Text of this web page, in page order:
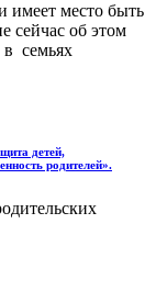
имеет место быть
сейчас об этом
в семьях
детей,
родителей».